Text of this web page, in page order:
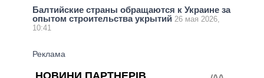
Балтийские страны обращаются к Украине за
опытом строительства укрытий 26 мая 2026,
10:41